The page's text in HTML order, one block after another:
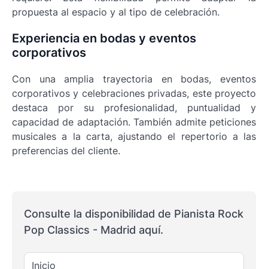
propuesta al espacio y al tipo de celebración.
Experiencia en bodas y eventos
corporativos
Con una amplia trayectoria en bodas, eventos
corporativos y celebraciones privadas, este proyecto
destaca por su profesionalidad, puntualidad y
capacidad de adaptación. También admite peticiones
musicales a la carta, ajustando el repertorio a las
preferencias del cliente.
Consulte la disponibilidad de Pianista Rock
Pop Classics - Madrid aquí.
Inicio